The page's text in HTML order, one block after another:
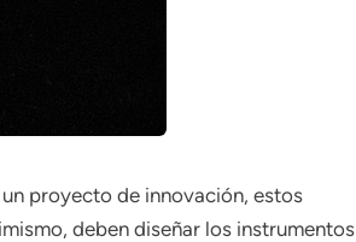
proyecto de innovación, estos
deben diseñar los instrumentos